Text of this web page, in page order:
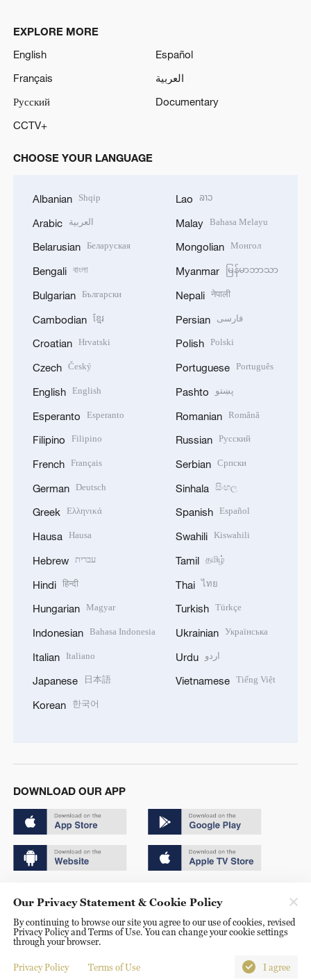
EXPLORE MORE
English
Español
Français
العربية
Русский
Documentary
CCTV+
CHOOSE YOUR LANGUAGE
Albanian Shqip
Arabic العربية
Belarusian Беларуская
Bengali বাংলা
Bulgarian Български
Cambodian ខ្មែរ
Croatian Hrvatski
Czech Český
English English
Esperanto Esperanto
Filipino Filipino
French Français
German Deutsch
Greek Ελληνικά
Hausa Hausa
Hebrew עברית
Hindi हिन्दी
Hungarian Magyar
Indonesian Bahasa Indonesia
Italian Italiano
Japanese 日本語
Korean 한국어
Lao ລາວ
Malay Bahasa Melayu
Mongolian Монгол
Myanmar မြန်မာဘာသာ
Nepali नेपाली
Persian فارسی
Polish Polski
Portuguese Português
Pashto پښتو
Romanian Română
Russian Русский
Serbian Српски
Sinhala සිංහල
Spanish Español
Swahili Kiswahili
Tamil தமிழ்
Thai ไทย
Turkish Türkçe
Ukrainian Українська
Urdu اردو
Vietnamese Tiếng Việt
DOWNLOAD OUR APP
京ICP备20000184号
京公网安备 11010502050052号
Disinformation report hotline: 010-85061466
Our Privacy Statement & Cookie Policy
By continuing to browse our site you agree to our use of cookies, revised
Privacy Policy and Terms of Use. You can change your cookie settings
through your browser.
Privacy Policy Terms of Use I agree